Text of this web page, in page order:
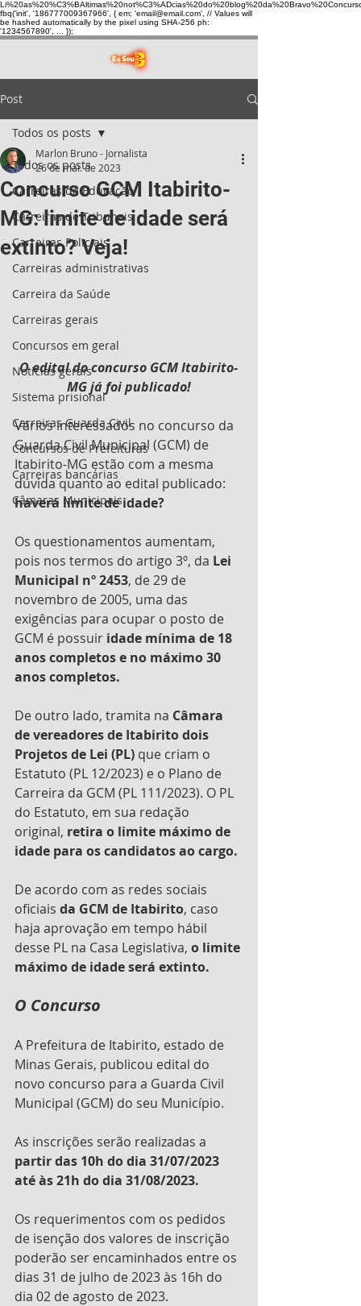
fbq('init', '186777009367966', { em: 'email@email.com', // Values will
be hashed automatically by the pixel using SHA-256 ph:
'1234567890', ... });
Post
Todos os posts
Carreiras da Educação
Carreiras de Tribunais
Carreiras Policiais
Carreiras administrativas
Carreira da Saúde
Carreiras gerais
Concursos em geral
Notícias gerais
Sistema prisional
Carreiras Guarda Civil
Concursos de Prefeituras
Carreiras bancárias
Câmaras Municipais
Todos os posts
Concurso GCM Itabirito-
MG: limite de idade será
extinto? Veja!
Marlon Bruno - Jornalista
26 de mai. de 2023
O edital do concurso GCM Itabirito-
MG já foi publicado!
Vários interessados no concurso da
Guarda Civil Municipal (GCM) de
Itabirito-MG estão com a mesma
dúvida quanto ao edital publicado:
haverá limite de idade?
Os questionamentos aumentam,
pois nos termos do artigo 3º, da Lei
Municipal nº 2453, de 29 de
novembro de 2005, uma das
exigências para ocupar o posto de
GCM é possuir idade mínima de 18
anos completos e no máximo 30
anos completos.
De outro lado, tramita na Câmara
de vereadores de Itabirito dois
Projetos de Lei (PL) que criam o
Estatuto (PL 12/2023) e o Plano de
Carreira da GCM (PL 111/2023). O PL
do Estatuto, em sua redação
original, retira o limite máximo de
idade para os candidatos ao cargo.
De acordo com as redes sociais
oficiais da GCM de Itabirito, caso
haja aprovação em tempo hábil
desse PL na Casa Legislativa, o limite
máximo de idade será extinto.
O Concurso
A Prefeitura de Itabirito, estado de
Minas Gerais, publicou edital do
novo concurso para a Guarda Civil
Municipal (GCM) do seu Município.
As inscrições serão realizadas a
partir das 10h do dia 31/07/2023
até às 21h do dia 31/08/2023.
Os requerimentos com os pedidos
de isenção dos valores de inscrição
poderão ser encaminhados entre os
dias 31 de julho de 2023 às 16h do
dia 02 de agosto de 2023.